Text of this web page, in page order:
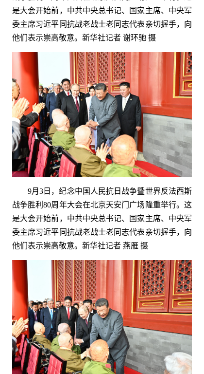
是大会开始前，中共中央总书记、国家主席、中央军
委主席习近平同抗战老战士老同志代表亲切握手，向
他们表示崇高敬意。新华社记者 谢环驰 摄
9月3日，纪念中国人民抗日战争暨世界反法西斯
战争胜利80周年大会在北京天安门广场隆重举行。这
是大会开始前，中共中央总书记、国家主席、中央军
委主席习近平同抗战老战士老同志代表亲切握手，向
他们表示崇高敬意。新华社记者 燕雁 摄